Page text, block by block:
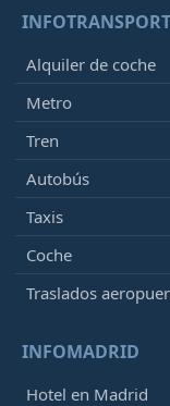
Alquiler de coche
Metro
Tren
Autobús
Taxis
Coche
Traslados
INFOMADRID
Hotel en Madrid